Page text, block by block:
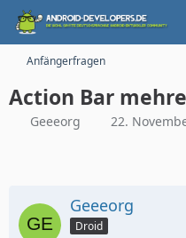
Anfängerfragen
Action Bar
Geeeorg 22.
Geeeorg
Droid